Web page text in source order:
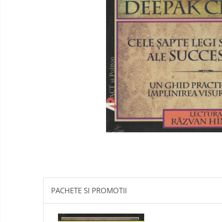
PACHETE SI PROMOTII